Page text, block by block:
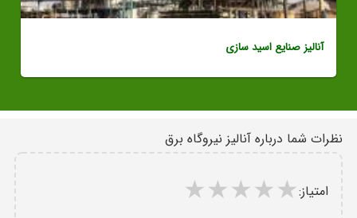
آنالیز صنایع اسید سازی
نظرات شما درباره آنالیز نیروگاه برق
امتیاز: